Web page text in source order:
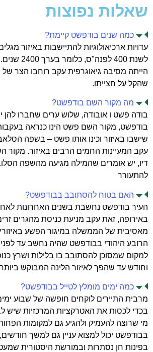
שאלות נפוצות
כמה שנים בודפשט קיימת?
עדויות ארכיאולוגיות להתיישבות באיזור
לשנת 400
הייתה מסיבה גיאוגרפית עקב רוחבו הצר
שהקל על חצייתו.
מה מקור השם בודפשט?
בודה פשט ו אובודה, שלוש ערים שחברו
בודפשט, מקור השם פשט הינו כנראה
שישבו באיזור וכינו אותו פשט – בשפה
עקב המעיינות החמים הרבים באיזור. מקור
דיו, יש אומרים שהמילה מגיעה מהשפה
להתעורר
האם בטוח להסתובב בבודפשט?
העיר בודפשט נחשבת בשנים האחרונות
באירופה, זאת עקב מניעת כניסת מהגרים
מאסיבית של הממשלה במיגור הפשע
הרובע היהודי בבודפשט שהיה נחשב עד
למקום שמסוכן להסתובב בו בלילות ושרץ
וחודש עד שהפך לאיזור הלינה המבוקש ביותר
כמה ימים מומלץ לטייל בבודפשט?
מרבית התיירים לוקחים חופשה של שבוע
בכדי לכסות את האטרקציות המרכזיות שיש
מי שרוצה להעמיק ולהגיע גם למקומות הפחות
בבודפשט יכול למצוא עניין גם למשך
בפינות חן נסתרות ובמורשת היסטורית